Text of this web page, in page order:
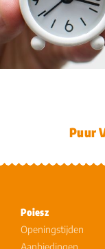
Puur
Poiesz
Openingstijden